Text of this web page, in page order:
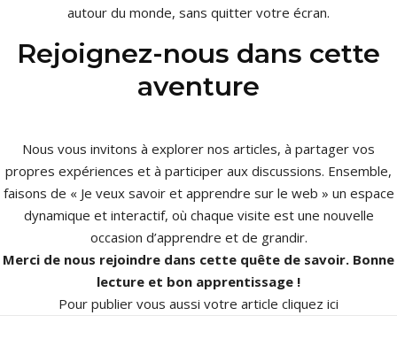
autour du monde, sans quitter votre écran.
Rejoignez-nous dans cette
aventure
Nous vous invitons à explorer nos articles, à partager vos
propres expériences et à participer aux discussions. Ensemble,
faisons de « Je veux savoir et apprendre sur le web » un espace
dynamique et interactif, où chaque visite est une nouvelle
occasion d’apprendre et de grandir.
Merci de nous rejoindre dans cette quête de savoir. Bonne
lecture et bon apprentissage !
Pour publier vous aussi votre article cliquez ici